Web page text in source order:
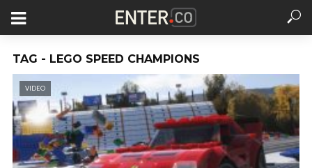
TAG - LEGO SPEED CHAMPIONS
VIDEO